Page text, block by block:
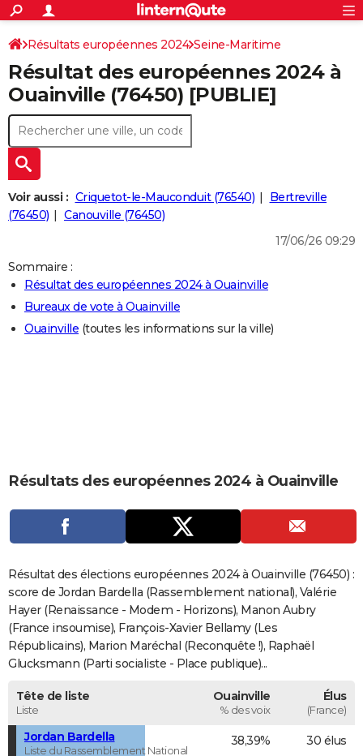
ACTUALITÉS
Politique
Société
Faits Divers
Education
Monde
Villes
+
SPORT
Coupe du monde 2026
Football
Tennis
Cyclisme
Rugby
Forum
CULTURE
Programme TV
TNT
Streaming
Cinéma
Sorties cinéma
Musique
+
FINANCE
Retraite
Impôts
Epargne
Immobilier
Risques naturels par ville
Banque
Assurance
Crédit
AUTO
Essais
Réserver un essai
Citadines
Berlines
SUV
Forum auto
+
HIGH-TECH
Mobiles
Meilleur smartphone
Internet
Ordinateurs
Jeux vidéo
Guide high-tech
+
BRICOLAGE
Guides de France
Escapades
Patrimoine
Expositions
Musées
Week-end nature
LIFESTYLE
Art de vivre
Bien-être
Loisirs
Mode
Modes de vie
CARTE DE VOEUX
Carte de Noël
Carte Bonne année
Carte Saint-Valentin
Carte Pâques
Carte d'anniversaire
DICTIONNAIRE
Dictionnaire
Biographies
Citations
Expressions
Proverbes
PROGRAMME TV
COPAINS D'AVANT
S'inscrire
Se connecter
Lycées
Collèges
Primaires
Universités
Entreprises
Service militaire
Avis de recherche
AVIS DE DÉCÈS
FORUM
Rechercher
S'inscrire
Connexion
Résultats européennes 2024 Seine-Maritime
Résultat des européennes 2024 à
Ouainville (76450) [PUBLIE]
Voir aussi : Criquetot-le-Mauconduit (76540)
Bertreville
(76450)
Canouville (76450)
17/06/26 09:29
Sommaire :
Résultat des européennes 2024 à Ouainville
Bureaux de vote à Ouainville
Ouainville (toutes les informations sur la ville)
Résultats des européennes 2024 à Ouainville
Résultat des élections européennes 2024 à Ouainville (76450) :
score de Jordan Bardella (Rassemblement national), Valérie
Hayer (Renaissance - Modem - Horizons), Manon Aubry
(France insoumise), François-Xavier Bellamy (Les
Républicains), Marion Maréchal (Reconquête !), Raphaël
Glucksmann (Parti socialiste - Place publique)...
Tête de liste
Liste
Ouainville
% des voix
Élus
(France)
Jordan Bardella
Liste du Rassemblement National
38,39% 30 élus